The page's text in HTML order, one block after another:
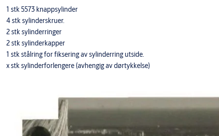
1 stk 5573 knappsylinder
4 stk sylinderskruer.
2 stk sylinderringer
2 stk sylinderkapper
1 stk stålring for fiksering av sylinderring utside.
x stk sylinderforlengere (avhengig av dørtykkelse)